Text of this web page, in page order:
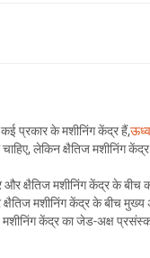
कई प्रकार के मशीनिंग केंद्र हैं,
लेकिन क्षैतिज मशीनिंग
और क्षैतिज मशीनिंग केंद्र के बीच
क्षैतिज मशीनिंग केंद्र के बीच
केंद्र का जेड-अक्ष